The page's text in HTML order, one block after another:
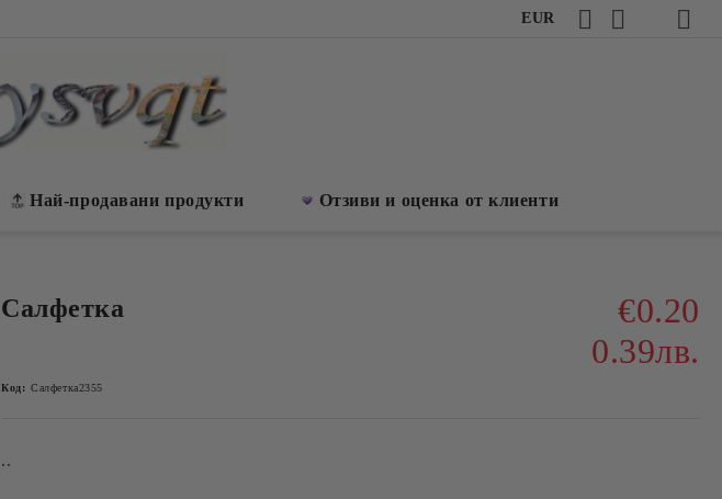
EUR
Най-продавани продукти Отзиви и оценка от клиенти
Салфетка
€0.20
0.39лв.
Код: Салфетка2355
..